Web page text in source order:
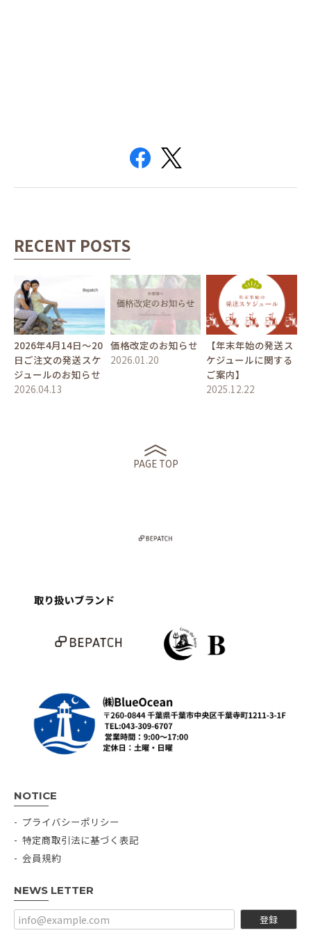
RECENT POSTS
2026年4月14日〜20
日ご注文の発送スケ
ジュールのお知らせ
2026.04.13
価格改定のお知らせ
2026.01.20
【年末年始の発送ス
ケジュールに関する
ご案内】
2025.12.22
PAGE TOP
NOTICE
プライバシーポリシー
特定商取引法に基づく表記
会員規約
NEWS LETTER
登録